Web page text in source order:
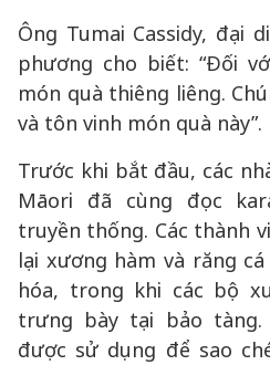
Ông Tumai Cassidy, đại
phương cho biết: “Đối
món quà thiêng liêng.
và tôn vinh món quà này”.
Trước khi bắt đầu, các
Māori đã cùng đọc
truyền thống. Các thành
lại xương hàm và răng
hóa, trong khi các bộ
trưng bày tại bảo tàng.
được sử dụng để sao